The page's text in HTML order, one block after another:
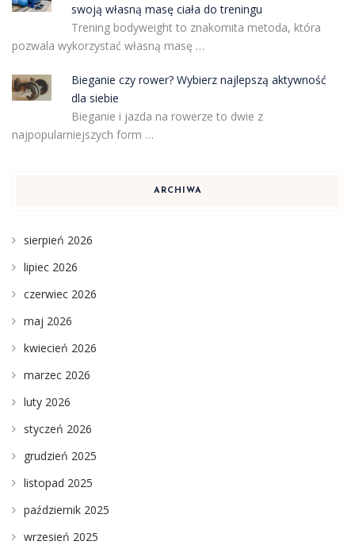
swoją własną masę ciała do treningu
Trening bodyweight to znakomita metoda, która
pozwala wykorzystać własną masę …
Bieganie czy rower? Wybierz najlepszą aktywność
dla siebie
Bieganie i jazda na rowerze to dwie z
najpopularniejszych form …
ARCHIWA
sierpień 2026
lipiec 2026
czerwiec 2026
maj 2026
kwiecień 2026
marzec 2026
luty 2026
styczeń 2026
grudzień 2025
listopad 2025
październik 2025
wrzesień 2025